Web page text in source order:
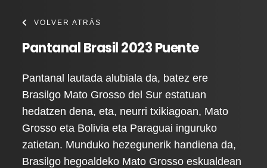
VOLVER ATRÁS
Pantanal Brasil 2023 Puente
Pantanal lautada alubiala da, batez ere
Brasilgo Mato Grosso del Sur estatuan
hedatzen dena, eta, neurri txikiagoan, Mato
Grosso eta Bolivia eta Paraguai inguruko
zatietan. Munduko hezegunerik handiena da,
Brasilgo hegoaldeko Mato Grosso eskualdean